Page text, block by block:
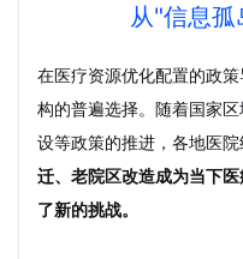
从"信息
在医疗资源优化配置的政
构的普遍选择。随着国家
设等政策的推进，各地医院
迁、老院区改造成为当下
了新的挑战。